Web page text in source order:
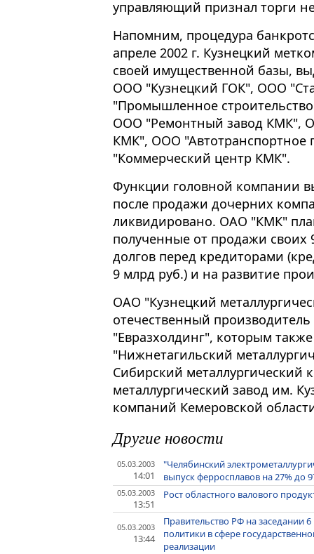
управляющий признал торги
Напомним, процедура
апреле 2002 г. Кузнецкий
своей имущественной базы,
ООО "Кузнецкий ГОК", ООО
"Промышленное
ООО "Ремонтный завод КМК",
КМК", ООО
"Коммерческий центр КМК".
Функции головной компании
после продажи дочерних
ликвидировано. ОАО "КМК"
полученные от продажи
долгов перед кредиторами
9 млрд руб.) и на развитие
ОАО "Кузнецкий
отечественный
"Евразхолдинг", которым
"Нижнетагильский
Сибирский
металлургический завод им.
компаний Кемеровской
Другие новости
05.03.2003
14:01
"Челябинский
выпуск ферросплавов на 27% до
05.03.2003
13:51
Рост областного валового
05.03.2003
13:44
Правительство РФ на заседании
политики в сфере
реализации